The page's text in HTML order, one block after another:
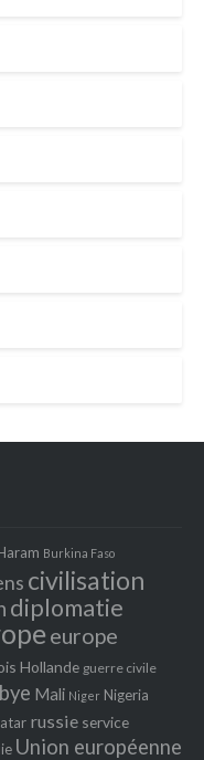
Burkina Faso
civilisation
diplomatie
europe
Hollande guerre civile
Mali Niger Nigeria
russie service
Union européenne